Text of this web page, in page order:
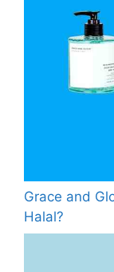
Grace and
Halal?